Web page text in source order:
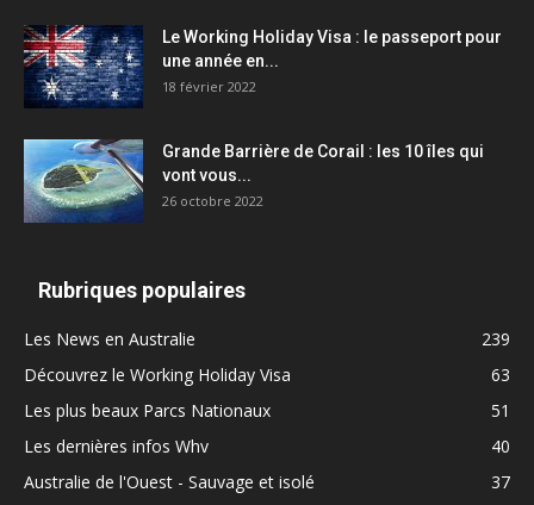
Le Working Holiday Visa : le passeport pour
une année en...
18 février 2022
Grande Barrière de Corail : les 10 îles qui
vont vous...
26 octobre 2022
Rubriques populaires
Les News en Australie
239
Découvrez le Working Holiday Visa
63
Les plus beaux Parcs Nationaux
51
Les dernières infos Whv
40
Australie de l'Ouest - Sauvage et isolé
37